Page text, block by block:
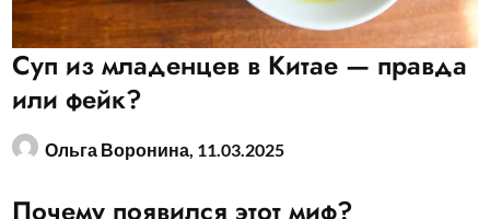
Суп из младенцев в Китае — правда
или фейк?
Ольга Воронина, 11.03.2025
Почему появился этот миф?